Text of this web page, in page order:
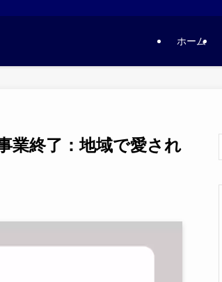
ホーム
業終了：地域で愛され